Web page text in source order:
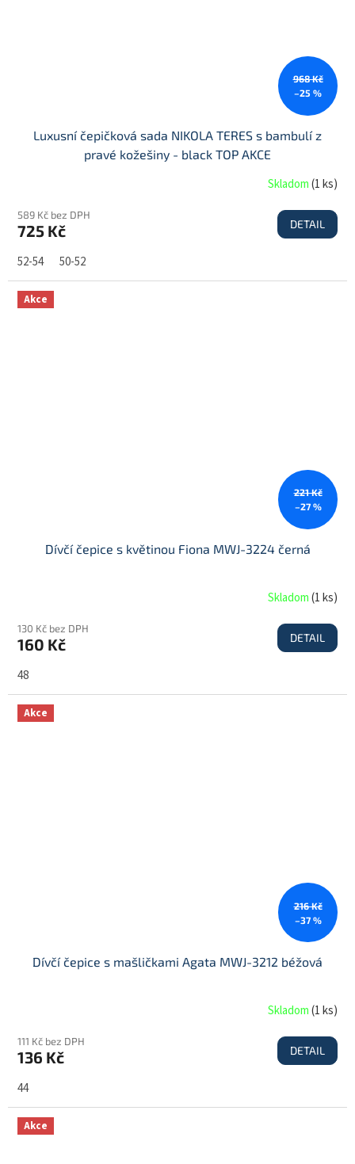
968 Kč
–25 %
Luxusní čepičková sada NIKOLA TERES s bambulí z
pravé kožešiny - black TOP AKCE
Skladom(1 ks)
589 Kč bez DPH
725 Kč DETAIL
52-54 50-52
Akce
221 Kč
–27 %
Dívčí čepice s květinou Fiona MWJ-3224 černá
Skladom(1 ks)
130 Kč bez DPH
160 Kč DETAIL
48
Akce
216 Kč
–37 %
Dívčí čepice s mašličkami Agata MWJ-3212 béžová
Skladom(1 ks)
111 Kč bez DPH
136 Kč DETAIL
44
Akce